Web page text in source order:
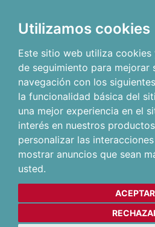
Utilizamos cookies
Este sitio web utiliza
de seguimiento para mejorar
navegación con los
la funcionalidad básica del
una mejor experiencia en el
interés en nuestros
personalizar las
mostrar anuncios que sean
usted.
ACEPTAR